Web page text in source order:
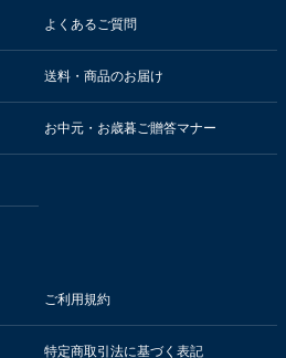
よくあるご質問
送料・商品のお届け
お中元・お歳暮ご贈答マナー
ご利用規約
特定商取引法に基づく表記